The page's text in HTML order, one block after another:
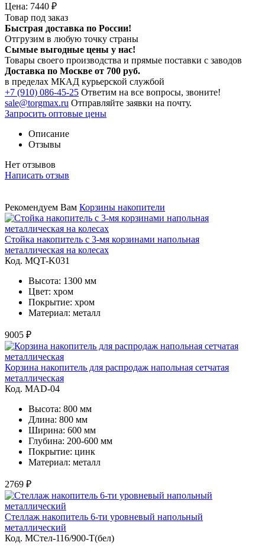
Цена: 7440 ₽
Товар под заказ
Быстрая доставка по России!
Отгрузим в любую точку страны
Сымые выгодные цены у нас!
Товары своего производства и прямые поставки с заводов
Доставка по Москве от 700 руб.
в пределах МКАД курьерской службой
+7 (910) 086-45-25 Ответим на все вопросы, звоните!
sale@torgmax.ru Отправляйте заявки на почту.
Запросить оптовые цены
Описание
Отзывы
Нет отзывов
Написать отзыв
Рекомендуем Вам Корзины накопители
Стойка накопитель с 3-мя корзинами напольная
металлическая на колесах
Код. MQT-K031
Высота: 1300 мм
Цвет: хром
Покрытие: хром
Материал: металл
9005 ₽
Корзина накопитель для распродаж напольная сетчатая
металлическая
Код. MAD-04
Высота: 800 мм
Длина: 800 мм
Ширина: 600 мм
Глубина: 200-600 мм
Покрытие: цинк
Материал: металл
2769 ₽
Стеллаж накопитель 6-ти уровневый напольный
металлический
Код. MСтел-116/900-Т(бел)